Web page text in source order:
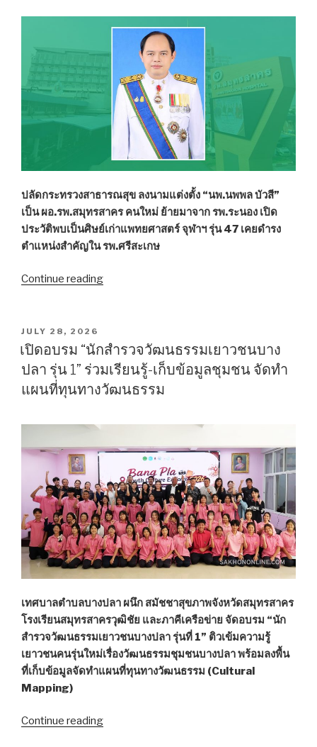
เนื่อง
โอกาส
วัน
เฉลิม
พระชนมพรรษา
74
พรรษา”
ปลัดกระทรวงสาธารณสุข ลงนามแต่งตั้ง “นพ.นพพล บัวสี”
เป็น ผอ.รพ.สมุทรสาคร คนใหม่ ย้ายมาจาก รพ.ระนอง เปิด
ประวัติพบเป็นศิษย์เก่าแพทยศาสตร์ จุฬาฯ รุ่น 47 เคยดำรง
ตำแหน่งสำคัญใน รพ.ศรีสะเกษ
Continue reading
“นพ.นพพล
บัว
สี”
เป็น
ใหม่
มา
จาก
รพ.ระนอง”
POSTED
ON
JULY 28, 2026
เปิดอบรม “นักสำรวจวัฒนธรรมเยาวชนบาง
ปลา รุ่น 1” ร่วมเรียนรู้-เก็บข้อมูลชุมชน จัดทำ
แผนที่ทุนทางวัฒนธรรม
เทศบาลตำบลบางปลา ผนึก สมัชชาสุขภาพจังหวัดสมุทรสาคร
โรงเรียนสมุทรสาครวุฒิชัย และภาคีเครือข่าย จัดอบรม “นัก
สำรวจวัฒนธรรมเยาวชนบางปลา รุ่นที่ 1” ติวเข้มความรู้
เยาวชนคนรุ่นใหม่เรื่องวัฒนธรรมชุมชนบางปลา พร้อมลงพื้น
ที่เก็บข้อมูลจัดทำแผนที่ทุนทางวัฒนธรรม (Cultural
Mapping)
Continue reading